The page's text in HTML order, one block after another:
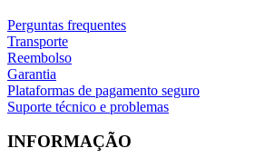
Perguntas frequentes
Transporte
Reembolso
Garantia
Plataformas de pagamento seguro
Suporte técnico e problemas
INFORMAÇÃO